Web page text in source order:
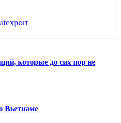
которые до сих пор не
Вьетнаме